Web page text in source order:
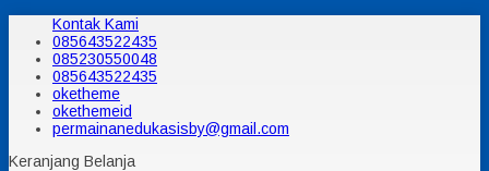
Kontak Kami
085643522435
085230550048
085643522435
oketheme
okethemeid
permainanedukasisby@gmail.com
Keranjang Belanja